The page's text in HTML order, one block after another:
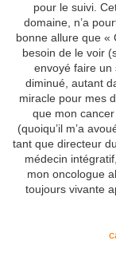
pour le suivi.
domaine, n’a
bonne allure que «
besoin de le voir
envoyé faire un
diminué, autant
miracle pour mes
que mon
(quoiqu’il m’a
tant que directeur
médecin
mon oncologue
toujours vivante